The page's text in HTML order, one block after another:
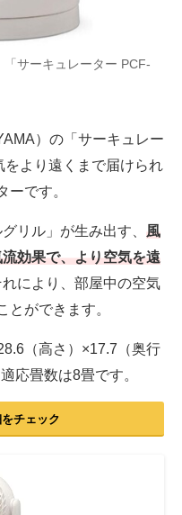
サーキュレーター PCF-
）の「サーキュレー
より遠くまで届けられ
ーです。
リル」が生み出す、 風
効果で、より空気を遠
により、部屋中の空気
とができます。
（高さ）×17.7（奥行
応畳数は8畳です。
チェック